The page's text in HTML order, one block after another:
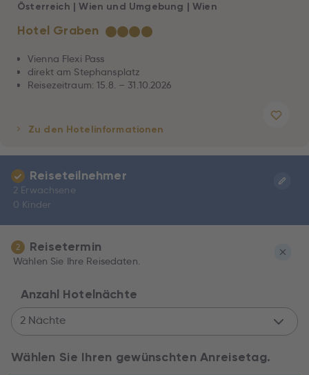
Hotel Graben ★★★★
Österreich |Wien und Umgebung | Wien
Vienna Flexi Pass
direkt am Stephansplatz
Reisezeitraum: 15.8. – 31.10.2026
Zu den Hotelinformationen
Reiseteilnehmer
2 Erwachsene
0 Kinder
2 Reisetermin
Wählen Sie Ihre Reisedaten.
Anzahl Hotelnächte
2 Nächte
Wählen Sie Ihren gewünschten Anreisetag.